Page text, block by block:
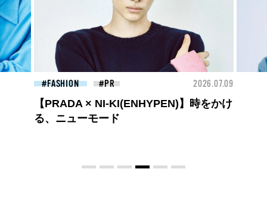
BEAUTY 2026.07.09
夏のパーマ、さらにあか抜け。N.（エヌ
ドット）のスタイリングアイテムで作る